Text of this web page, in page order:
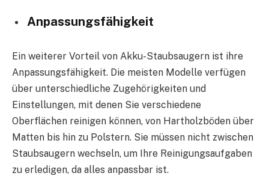
Anpassungsfähigkeit
Ein weiterer Vorteil von Akku-Staubsaugern ist ihre
Anpassungsfähigkeit. Die meisten Modelle verfügen
über unterschiedliche Zugehörigkeiten und
Einstellungen, mit denen Sie verschiedene
Oberflächen reinigen können, von Hartholzböden über
Matten bis hin zu Polstern. Sie müssen nicht zwischen
Staubsaugern wechseln, um Ihre Reinigungsaufgaben
zu erledigen, da alles anpassbar ist.